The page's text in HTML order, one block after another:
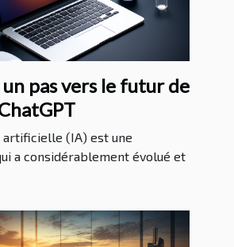
pas vers le futur de
(IA) est une
a considérablement évolué et